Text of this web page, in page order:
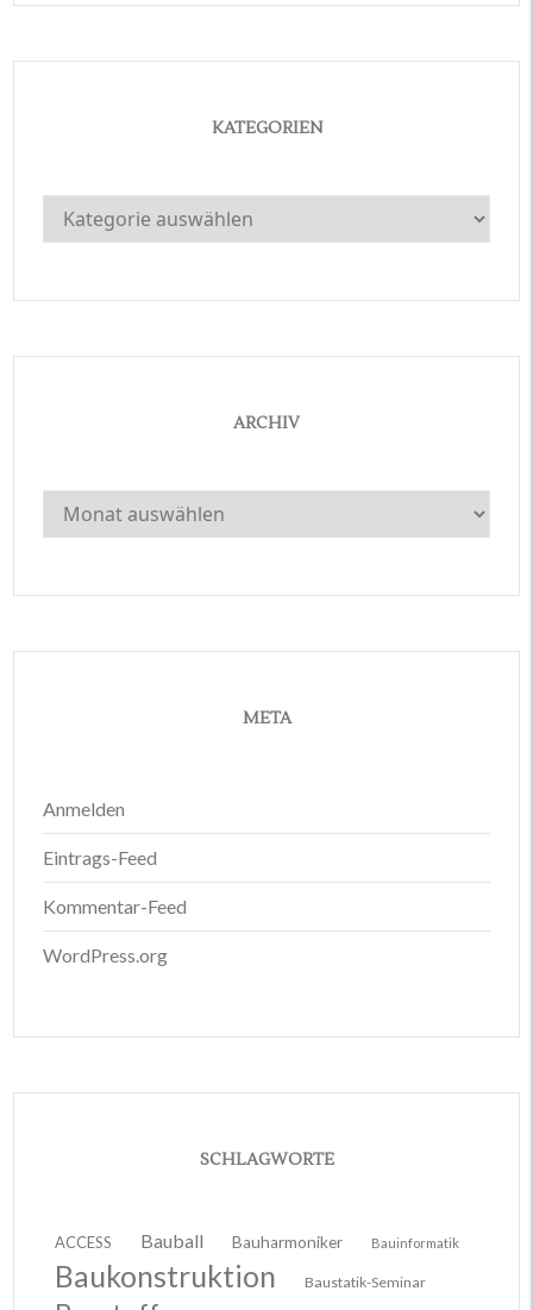
KATEGORIEN
Kategorien
ARCHIV
Archiv
META
Anmelden
Eintrags-Feed
Kommentar-Feed
WordPress.org
SCHLAGWORTE
ACCESS Bauball Bauharmoniker Bauinformatik
Baukonstruktion Baustatik-Seminar